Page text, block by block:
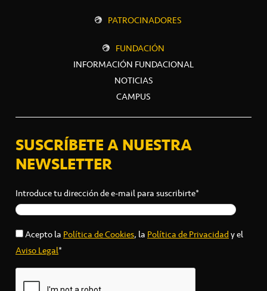
PATROCINADORES
FUNDACIÓN
INFORMACIÓN FUNDACIONAL
NOTICIAS
CAMPUS
SUSCRÍBETE A NUESTRA
NEWSLETTER
Introduce tu dirección de e-mail para suscribirte*
Acepto laPolítica de Cookies, laPolítica de Privacidady el
Aviso Legal*